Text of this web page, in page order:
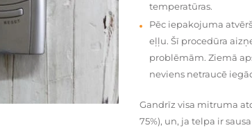
temperatūras.
Pēc iepakojuma
eļļu. Šī procedūra
problēmām. Ziemā
neviens netraucē
Gandrīz visa mitruma
75%), un, ja telpa ir